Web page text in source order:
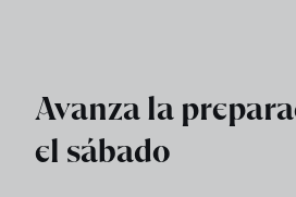
Avanza la
el sábado